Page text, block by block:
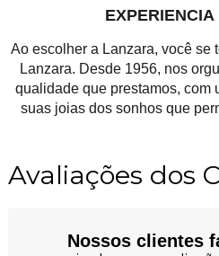
Ao escolher a Lanzara, você se
Lanzara. Desde 1956, nos
qualidade que prestamos, com
suas joias dos sonhos que
Avaliações dos
Nossos clientes